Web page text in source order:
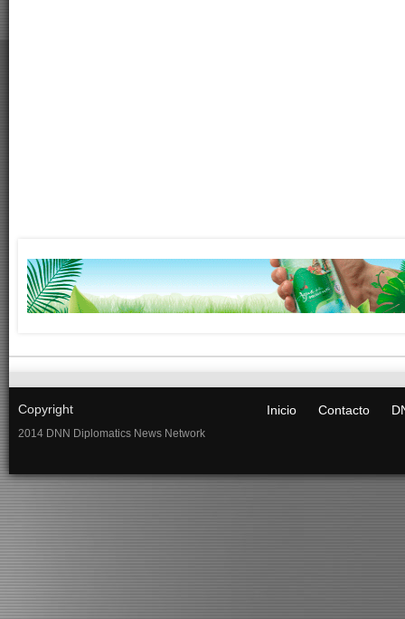
Copyright
2014 DNN Diplomatics News Network
Inicio Contacto